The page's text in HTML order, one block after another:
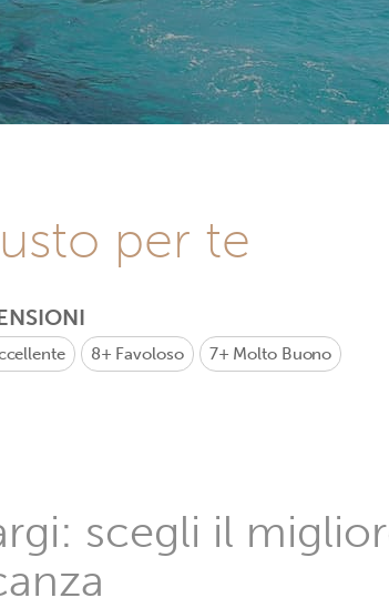
per te
8+ Favoloso 7+ Molto Buono
scegli il